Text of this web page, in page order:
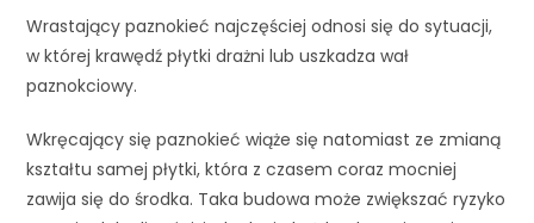
Wrastający paznokieć najczęściej odnosi się do sytuacji,
w której krawędź płytki drażni lub uszkadza wał
paznokciowy.
Wkręcający się paznokieć wiąże się natomiast ze zmianą
kształtu samej płytki, która z czasem coraz mocniej
zawija się do środka. Taka budowa może zwiększać ryzyko